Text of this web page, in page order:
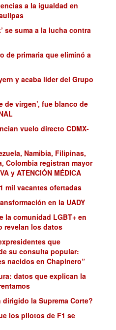
a la igualdad en
se suma a la lucha contra
de primaria que eliminó a
y acaba líder del Grupo
de virgen’, fue blanco de
vuelo directo CDMX-
Namibia, Filipinas,
Colombia registran mayor
y ATENCIÓN MÉDICA
mil vacantes ofertadas
en la UADY
la comunidad LGBT+ en
revelan los datos
que
su consulta popular:
nacidos en Chapinero”
datos que explican la
la Suprema Corte?
los pilotos de F1 se